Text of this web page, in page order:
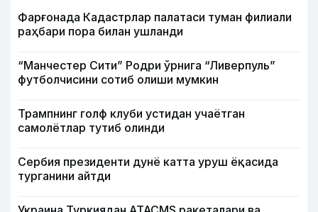
Фарғонада Кадастрлар палатаси туман филиали
раҳбари пора билан ушланди
“Манчестер Сити” Родри ўрнига “Ливерпуль”
футболчисини сотиб олиши мумкин
Трампнинг голф клуби устидан учаётган
самолётлар тутиб олинди
Сербия президенти дунё катта уруш ёқасида
турганини айтди